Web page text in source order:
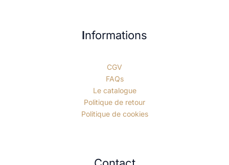
Informations
CGV
FAQs
Le catalogue
Politique de retour
Politique de cookies